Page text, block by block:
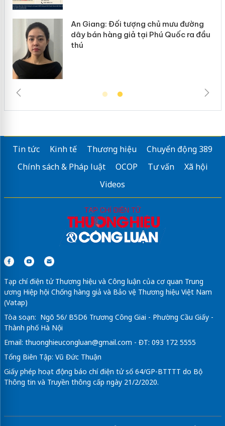
An Giang: Đối tượng chủ mưu đường
dây bán hàng giả tại Phú Quốc ra đầu
thú
Tin tức Kinh tế Thương hiệu
Chuyển động 389
Chính sách & Pháp luật
OCOP Tư vấn
Xã hội
Videos
Tạp chí điện tử Thương hiệu và Công luận của cơ quan Trung
ương Hiệp hội Chống hàng giả và Bảo vệ Thương hiệu Việt Nam
(Vatap)
Tòa soạn: Ngõ 56/ B5D6 Trương Công Giai - Phường Cầu Giấy -
Thành phố Hà Nội
Email: thuonghieucongluan@gmail.com - ĐT: 093 172 5555
Tổng Biên Tập: Vũ Đức Thuận
Giấy phép hoạt động báo chí điện tử số 64/GP-BTTTT do Bộ
Thông tin và Truyền thông cấp ngày 21/2/2020.